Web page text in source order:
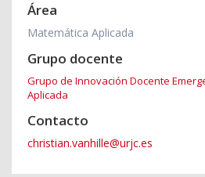
Área
Matemática Aplicada
Grupo docente
Grupo de Innovación Docente
Aplicada
Contacto
christian.vanhille@urjc.es